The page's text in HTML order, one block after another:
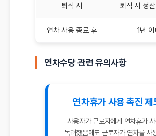
퇴직 시 퇴직 시 정
연차 사용 종료 후 1년 이
연차수당 관련 유의사항
연차휴가 사용 촉진 제
사용자가 근로자에게 연차휴가
독려했음에도 근로자가 연차를 사